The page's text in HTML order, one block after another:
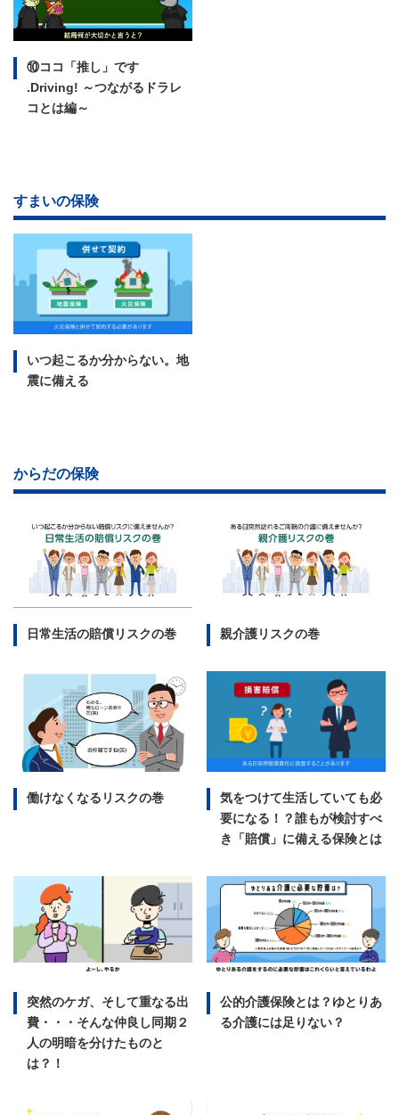
⑩ココ「推し」です
.Driving! ～つながるドラレ
コとは編～
すまいの保険
いつ起こるか分からない。 地
震に備える
からだの保険
日常生活の賠償リスクの巻 親介護リスクの巻
働けなくなるリスクの巻
気をつけて生活していても必
要になる！？誰もが検討すべ
き「賠償」に備える保険とは
突然のケガ、そして重なる出
費・・・そんな仲良し同期２
人の明暗を分けたものと
は？！
公的介護保険とは？ゆとりあ
る介護には足りない？